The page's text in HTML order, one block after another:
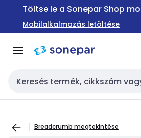
Ugrás a
Ugrás a
tartalomra
Töltse le a Sonepar Shop
Mobilalkalmazás letöltése
Keresési bemenet
Breadcrumb megtekintése